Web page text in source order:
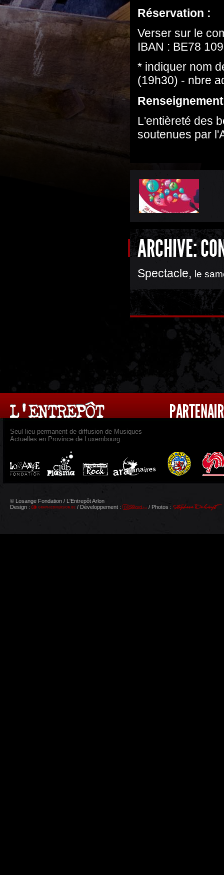
Réservation :
Verser sur le
IBAN : BE78
* indiquer nom
(19h30) - nbre
L'entièreté des
soutenues par
ARCHIVE:
Spectacle, le
Seul lieu permanent de diffusion de Musiques
Actuelles en Province de Luxembourg.
© Losange Fondation / L'Entrepôt Arlon
Design :
/ Développement : / Photos :